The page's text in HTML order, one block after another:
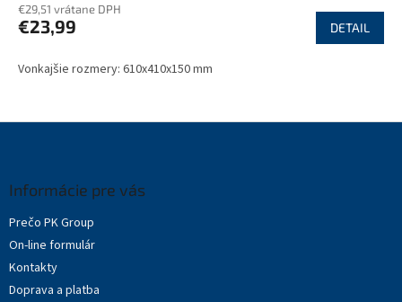
€29,51 vrátane DPH
€23,99 DETAIL
Vonkajšie rozmery: 610x410x150 mm
Informácie pre vás
Prečo PK Group
On-line formulár
Kontakty
Doprava a platba